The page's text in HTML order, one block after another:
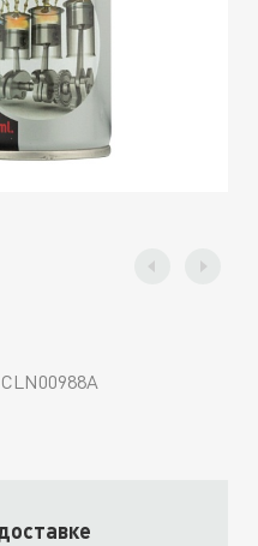
CLN00988A